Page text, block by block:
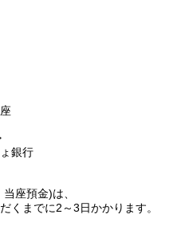
銀行
座預金)は、
くまでに2～3日かかります。